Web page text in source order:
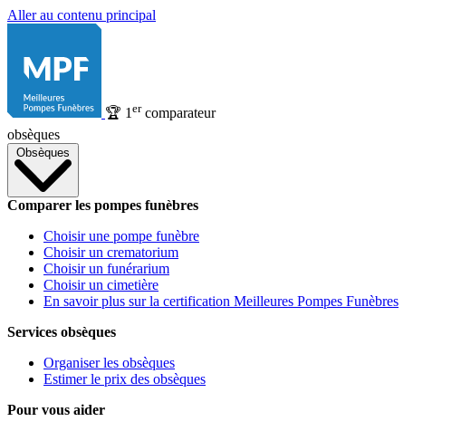
Aller au contenu principal
🏆 1 ercomparateur
obsèques
Obsèques
Comparer les pompes funèbres
Choisir une pompe funèbre
Choisir un crematorium
Choisir un funérarium
Choisir un cimetière
En savoir plus sur la certification Meilleures Pompes Funèbres
Services obsèques
Organiser les obsèques
Estimer le prix des obsèques
Pour vous aider